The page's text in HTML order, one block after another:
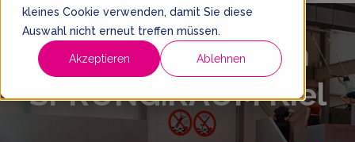
kleines Cookie verwenden, damit Sie diese
Auswahl nicht erneut treffen müssen.
Akzeptieren Ablehnen
Die AIR.TRACK im
SPRUNG.RAUM Kiel